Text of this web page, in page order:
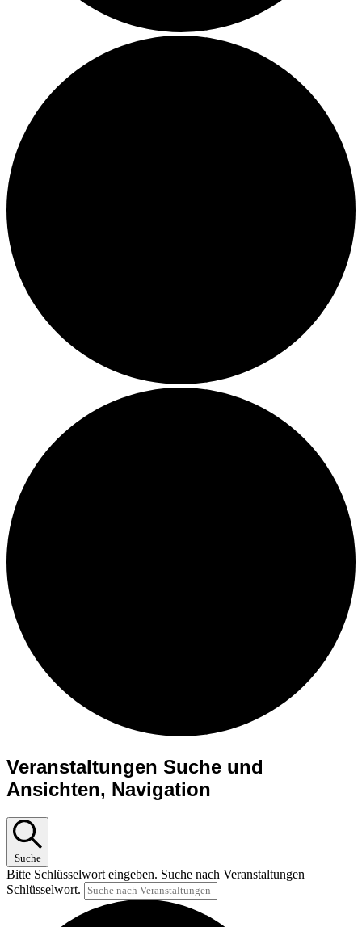
Veranstaltungen
Veranstaltungen Suche und
Ansichten, Navigation
Suche
Bitte Schlüsselwort eingeben. Suche nach Veranstaltungen
Schlüsselwort.